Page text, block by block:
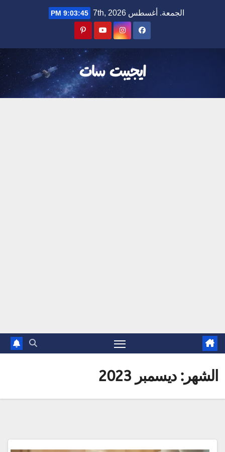
الجمعة. أغسطس 7th, 2026 9:03:46 PM
ايجيبت سات
الشهر:ديسمبر 2023